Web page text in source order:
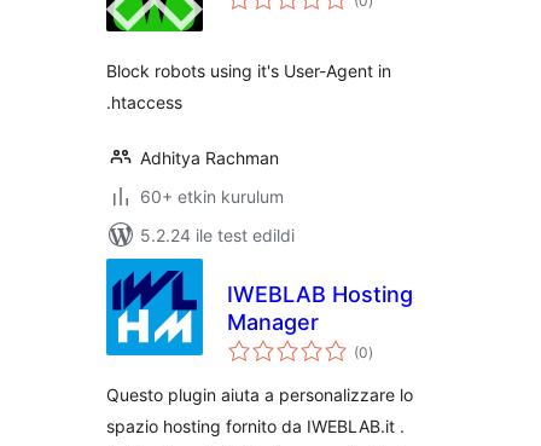
puan
Block robots using it's User-Agent in
.htaccess
Adhitya Rachman
60+ etkin kurulum
5.2.24 ile test edildi
IWEBLAB Hosting
Manager
(0toplam
puan
)
Questo plugin aiuta a personalizzare lo
spazio hosting fornito da IWEBLAB.it .